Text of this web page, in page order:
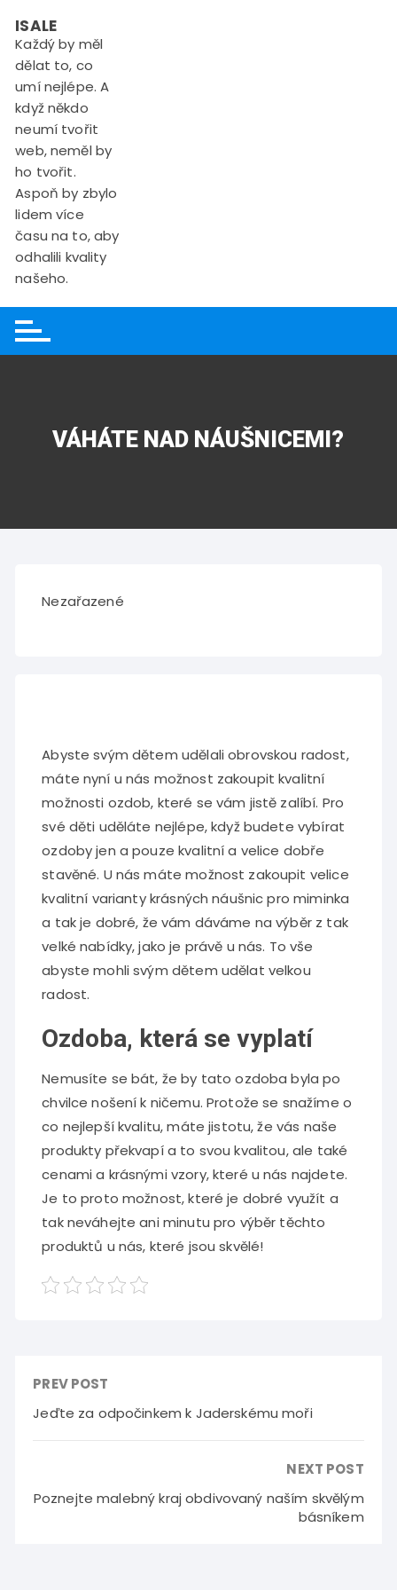
content
ISALE
Každý by měl
dělat to, co
umí nejlépe. A
když někdo
neumí tvořit
web, neměl by
ho tvořit.
Aspoň by zbylo
lidem více
času na to, aby
odhalili kvality
našeho.
VÁHÁTE NAD NÁUŠNICEMI?
Nezařazené
Abyste svým dětem udělali obrovskou radost,
máte nyní u nás možnost zakoupit kvalitní
možnosti ozdob, které se vám jistě zalíbí. Pro
své děti uděláte nejlépe, když budete vybírat
ozdoby jen a pouze kvalitní a velice dobře
stavěné. U nás máte možnost zakoupit velice
kvalitní varianty krásnýchnáušnic pro miminka
a tak je dobré, že vám dáváme na výběr z tak
velké nabídky, jako je právě u nás. To vše
abyste mohli svým dětem udělat velkou
radost.
Ozdoba, která se vyplatí
Nemusíte se bát, že by tato ozdoba byla po
chvilce nošení k ničemu. Protože se snažíme o
co nejlepší kvalitu, máte jistotu, že vás naše
produkty překvapí a to svou kvalitou, ale také
cenami a krásnými vzory, které u nás najdete.
Je to proto možnost, které je dobré využít a
tak neváhejte ani minutu pro výběr těchto
produktů u nás, které jsou skvělé!
PREV POST
Jeďte za odpočinkem k Jaderskému moři
NEXT POST
Poznejte malebný kraj obdivovaný naším skvělým
básníkem